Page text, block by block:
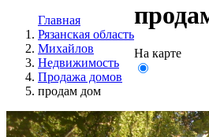
Главная
Рязанская область
Михайлов
Недвижимость
Продажа домов
продам дом
На карте